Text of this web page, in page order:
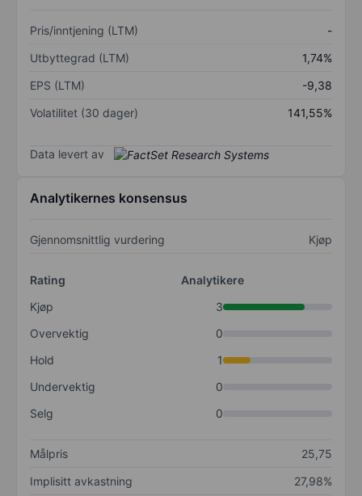
Pris/inntjening (LTM)
-
Utbyttegrad (LTM)
1,74%
EPS (LTM)
-9,38
Volatilitet (30 dager)
141,55%
Data levert av
Analytikernes konsensus
Gjennomsnittlig vurdering Kjøp
Rating
Analytikere
Kjøp
3
Overvektig
0
Hold
1
Undervektig
0
Selg
0
Målpris
25,75
Implisitt avkastning
27,98%